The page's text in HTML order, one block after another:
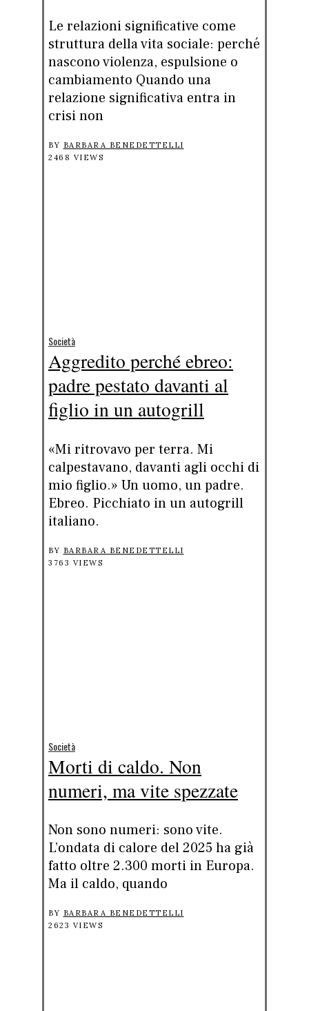
Le relazioni significative come
struttura della vita sociale: perché
nascono violenza, espulsione o
cambiamento Quando una
relazione significativa entra in
crisi non
BY BARBARA BENEDETTELLI
2468 VIEWS
Società
Aggredito perché ebreo:
padre pestato davanti al
figlio in un autogrill
«Mi ritrovavo per terra. Mi
calpestavano, davanti agli occhi di
mio figlio.» Un uomo, un padre.
Ebreo. Picchiato in un autogrill
italiano.
BY BARBARA BENEDETTELLI
3763 VIEWS
Società
Morti di caldo. Non
numeri, ma vite spezzate
Non sono numeri: sono vite.
L’ondata di calore del 2025 ha già
fatto oltre 2.300 morti in Europa.
Ma il caldo, quando
BY BARBARA BENEDETTELLI
2623 VIEWS